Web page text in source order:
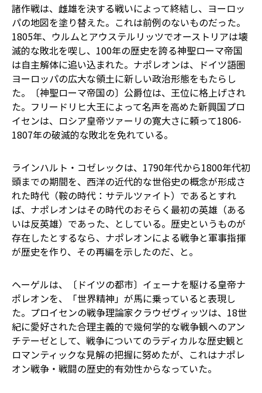
諸作戦は、雌雄を決する戦いによって終結し、ヨーロッ
パの地図を塗り替えた。これは前例のないものだった。
1805年、ウルムとアウステルリッツでオーストリアは壊
滅的な敗北を喫し、100年の歴史を誇る神聖ローマ帝国
は自主解体に追い込まれた。ナポレオンは、ドイツ語圏
ヨーロッパの広大な領土に新しい政治形態をもたらし
た。〔神聖ローマ帝国の〕公爵位は、王位に格上げされ
た。フリードリヒ大王によって名声を高めた新興国プロ
イセンは、ロシア皇帝ツァーリの寛大さに頼って1806-
1807年の破滅的な敗北を免れている。
ラインハルト・コゼレックは、1790年代から1800年代初
頭までの期間を、西洋の近代的な世俗史の概念が形成さ
れた時代（鞍の時代：サテルツァイト）であるとすれ
ば、ナポレオンはその時代のおそらく最初の英雄（ある
いは反英雄）であった、としている。歴史というものが
存在したとするなら、ナポレオンによる戦争と軍事指揮
が歴史を作り、その再編を示したのだ、と。
ヘーゲルは、〔ドイツの都市〕イェーナを駆ける皇帝ナ
ポレオンを、「世界精神」が馬に乗っていると表現し
た。プロイセンの戦争理論家クラウゼヴィッツは、18世
紀に愛好された合理主義的で幾何学的な戦争観へのアン
チテーゼとして、戦争についてのラディカルな歴史観と
ロマンティックな見解の把握に努めたが、これはナポレ
オン戦争・戦闘の歴史的有効性からなっていた。